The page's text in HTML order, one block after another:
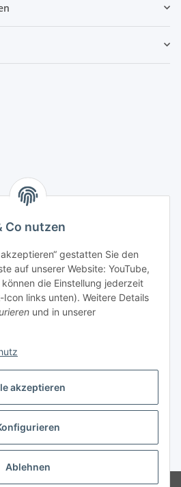
akzeptieren
Ablehnen
Co nutzen
gestatten Sie den
auf unserer Website: YouTube,
die Einstellung jederzeit
links unten). Weitere Details
und in unserer
widerrufen
zzgl.Versand